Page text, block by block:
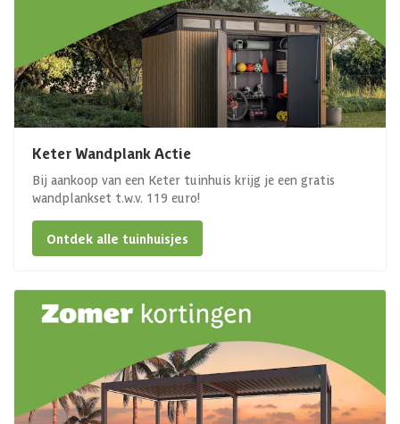
Keter Wandplank Actie
Bij aankoop van een Keter tuinhuis krijg je een gratis
wandplankset t.w.v. 119 euro!
Ontdek alle tuinhuisjes